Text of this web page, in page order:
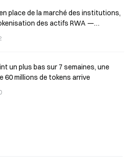
place de la marché des institutions,
des actifs RWA —
un plus bas sur 7 semaines, une
60 millions de tokens arrive